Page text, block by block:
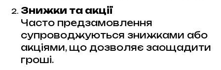
Знижки та акції
Часто предзамовлення
супроводжуються знижками або
акціями, що дозволяє заощадити
гроші.